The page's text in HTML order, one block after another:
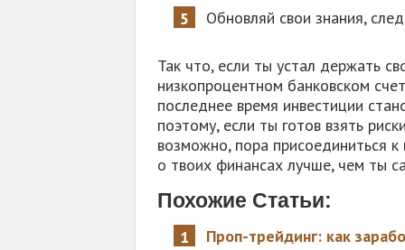
Обновляй свои знания,
Так что, если ты устал держать
низкопроцентном банковском
последнее время инвестиции
поэтому, если ты готов взять
возможно, пора присоединиться
о твоих финансах лучше, чем ты
Похожие Статьи:
Проп-трейдинг: как